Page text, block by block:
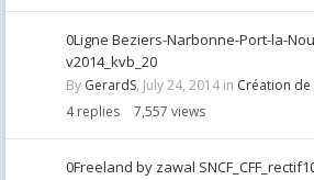
0Ligne Beziers-Narbonne-Port-la-
v2014_kvb_20
By GerardS, July 24, 2014 in Création de
4 replies 7,557 views
0Freeland by zawal